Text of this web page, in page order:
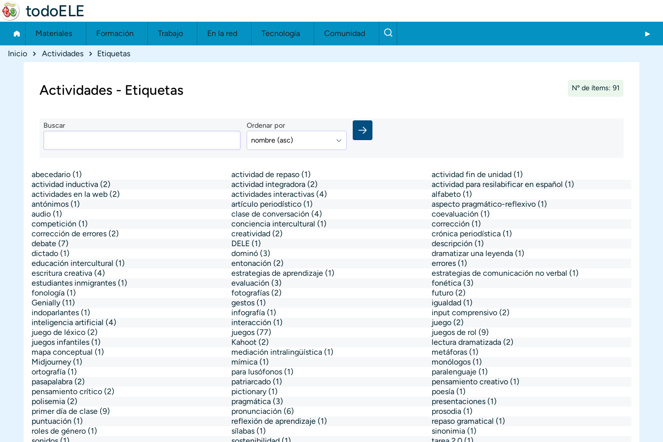
todoELE
Materiales Formación Trabajo En la red Tecnología Comunidad
Ruta de navegación
Inicio Actividades Etiquetas
Actividades - Etiquetas Nº de ítems: 91
Buscar Ordenar por
abecedario (1) actividad de repaso (1) actividad fin de unidad (1)
actividad inductiva (2) actividad integradora (2) actividad para resilabificar en español (1)
actividades en la web (2) actividades interactivas (4) alfabeto (1)
antónimos (1) artículo periodístico (1) aspecto pragmático-reflexivo (1)
audio (1) clase de conversación (4) coevaluación (1)
competición (1) conciencia intercultural (1) corrección (1)
corrección de errores (2) creatividad (2) crónica periodística (1)
debate (7) DELE (1) descripción (1)
dictado (1) dominó (3) dramatizar una leyenda (1)
educación intercultural (1) entonación (2) errores (1)
escritura creativa (4) estrategias de aprendizaje (1) estrategias de comunicación no verbal (1)
estudiantes inmigrantes (1) evaluación (3) fonética (3)
fonología (1) fotografías (2) futuro (2)
Genially (11) gestos (1) igualdad (1)
indoparlantes (1) infografía (1) input comprensivo (2)
inteligencia artificial (4) interacción (1) juego (2)
juego de léxico (2) juegos (77) juegos de rol (9)
juegos infantiles (1) Kahoot (2) lectura dramatizada (2)
mapa conceptual (1) mediación intralingüística (1) metáforas (1)
Midjourney (1) mímica (1) monólogos (1)
ortografía (1) para lusófonos (1) paralenguaje (1)
pasapalabra (2) patriarcado (1) pensamiento creativo (1)
pensamiento crítico (2) pictionary (1) poesía (1)
polisemia (2) pragmática (3) presentaciones (1)
primer día de clase (9) pronunciación (6) prosodia (1)
puntuación (1) reflexión de aprendizaje (1) repaso gramatical (1)
roles de género (1) sílabas (1) sinonimia (1)